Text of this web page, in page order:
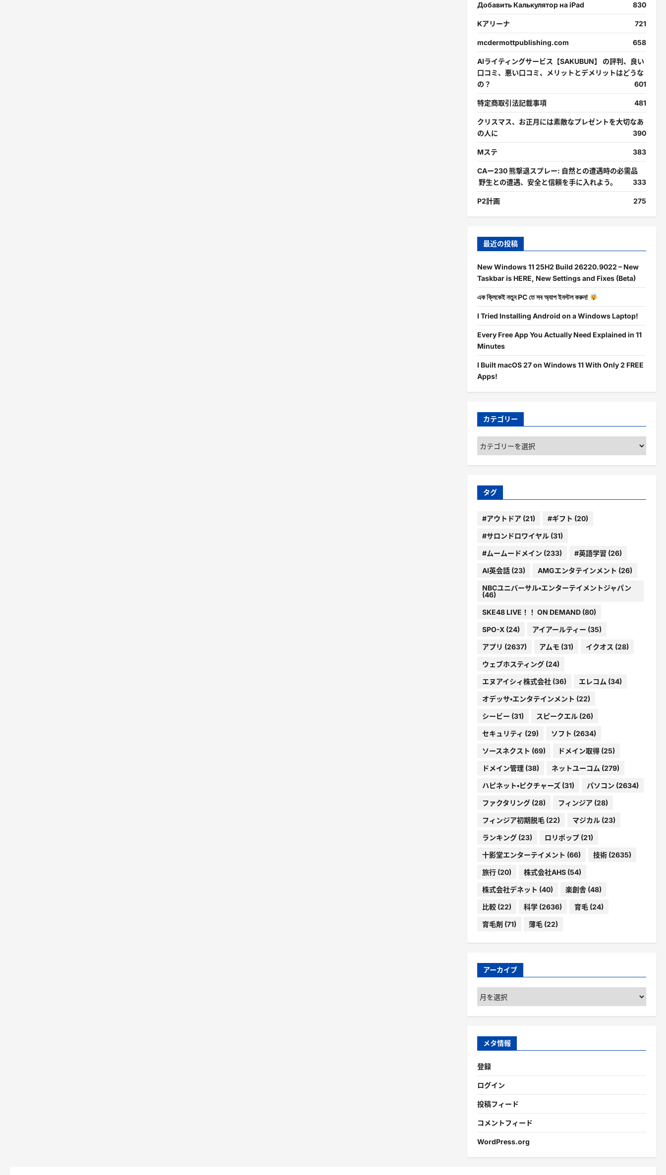
Добавить Калькулятор на iPad 830
Kアリーナ 721
mcdermottpublishing.com 658
AIライティングサービス【SAKUBUN】 の評判、良い
口コミ、悪い口コミ、メリットとデメリットはどうな
の？
601
特定商取引法記載事項 481
クリスマス、お正月には素敵なプレゼントを大切なあ
の人に
390
Mステ 383
CAー230 熊撃退スプレー: 自然との遭遇時の必需品
野生との遭遇、安全と信頼を手に入れよう。
333
P2計画 275
最近の投稿
New Windows 11 25H2 Build 26220.9022 – New
Taskbar is HERE, New Settings and Fixes (Beta)
এক ক্লিকেই নতুন PC তে সব অ্যাপ ইনস্টল করুন!
I Tried Installing Android on a Windows Laptop!
Every Free App You Actually Need Explained in 11
Minutes
I Built macOS 27 on Windows 11 With Only 2 FREE
Apps!
カテゴリー
カ
テ
ゴ
ー
タグ
#アウトドア(21) #ギフト (20)
#サロンドロワイヤル(31)
#ムームードメイン (233) #英語学習 (26)
AI英会話(23) AMGエンタテインメント (26)
NBCユニバーサル・エンターテイメントジャパン
(46)
SKE48 LIVE！！ ON DEMAND(80)
SPO-X(24) アイアールティー (35)
アプリ (2637) アムモ (31) イクオス (28)
ウェブホスティング(24)
エヌアイシィ株式会社(36) エレコム (34)
オデッサ・エンタテインメント (22)
シービー (31) スピークエル(26)
セキュリティ (29) ソフト (2634)
ソースネクスト (69) ドメイン取得(25)
ドメイン管理(38) ネットユーコム (279)
ハピネット・ピクチャーズ(31) パソコン (2634)
ファクタリング(28) フィンジア(28)
フィンジア初期脱毛(22) マジカル(23)
ランキング(23) ロリポップ(21)
十影堂エンターテイメント (66) 技術(2635)
旅行(20) 株式会社AHS(54)
株式会社デネット (40) 楽創舎(48)
比較(22) 科学(2636) 育毛(24)
育毛剤 (71) 薄毛(22)
アーカイブ
ア
ー
カ
ブ
メタ情報
登録
ログイン
投稿フィード
コメントフィード
WordPress.org